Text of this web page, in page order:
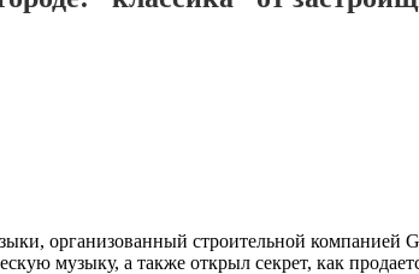
организованный строительной
музыку, а также открыл секрет, как